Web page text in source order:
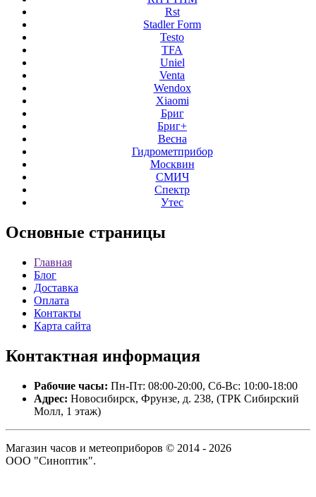
Rst
Stadler Form
Testo
TFA
Uniel
Venta
Wendox
Xiaomi
Бриг
Бриг+
Весна
Гидрометприбор
Москвин
СМИЧ
Спектр
Утес
Основные страницы
Главная
Блог
Доставка
Оплата
Контакты
Карта сайта
Контактная информация
Рабочие часы: Пн-Пт: 08:00-20:00, Сб-Вс: 10:00-18:00
Адрес: Новосибирск, Фрунзе, д. 238, (ТРК Сибирский
Молл, 1 этаж)
Магазин часов и метеоприборов © 2014 - 2026
ООО "Синоптик".